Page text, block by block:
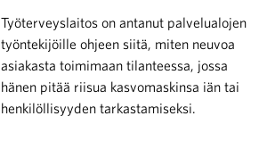
Työterveyslaitos on antanut palvelualojen
työntekijöille ohjeen siitä, miten neuvoa
asiakasta toimimaan tilanteessa, jossa
hänen pitää riisua kasvomaskinsa iän tai
henkilöllisyyden tarkastamiseksi.